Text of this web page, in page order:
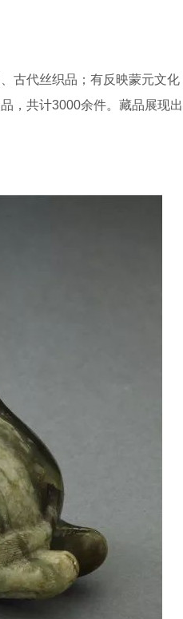
古代丝织品；有反映蒙元文化
，共计3000余件。藏品展现出